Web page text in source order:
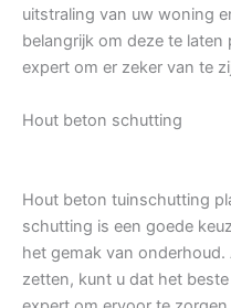
uitstraling van uw woning
belangrijk om deze te
expert om er zeker van te
Hout beton schutting
Hout beton tuinschutting
schutting is een goede
het gemak van
zetten, kunt u dat het